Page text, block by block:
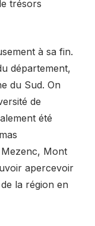
trésors
à sa fin.
département,
du Sud. On
de
été
Mont
apercevoir
la région en